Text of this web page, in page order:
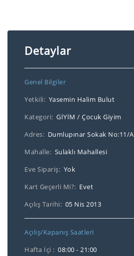
Detaylar
Genel Bilgiler
Yetkili: Yasemin Halim Bulut
Kategori: GİYİM / Çocuk Giyim
Adres: Dumlupınar Sokak No:11/A
Mahalle: Sulaklı Mahallesi
Eve Sipariş: Yok
Kart Geçerli Mi?: Evet
Açılış Tarihi: 05 Nis 2013
Açılış/Kapanış Saatleri
Hafta İçi : 08:00 - 21:00